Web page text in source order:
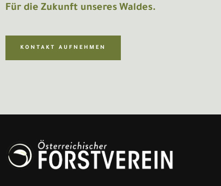
Für die Zukunft unseres Waldes.
KONTAKT AUFNEHMEN